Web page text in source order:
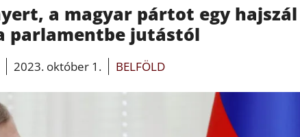
a magyar pártot egy hajszál
parlamentbe jutástól
2023. október 1. BELFÖLD